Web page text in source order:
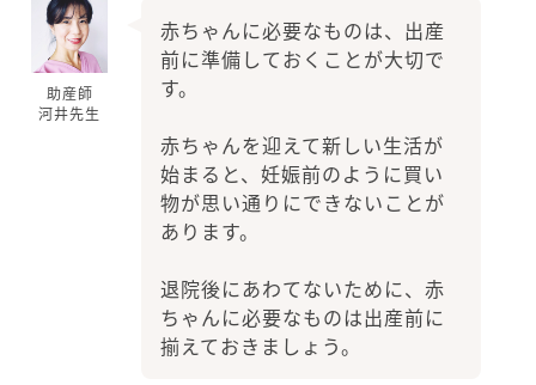
助産師
河井先生
赤ちゃんに必要なものは、出産
前に準備しておくことが大切で
す。
赤ちゃんを迎えて新しい生活が
始まると、妊娠前のように買い
物が思い通りにできないことが
あります。
退院後にあわてないために、赤
ちゃんに必要なものは出産前に
揃えておきましょう。